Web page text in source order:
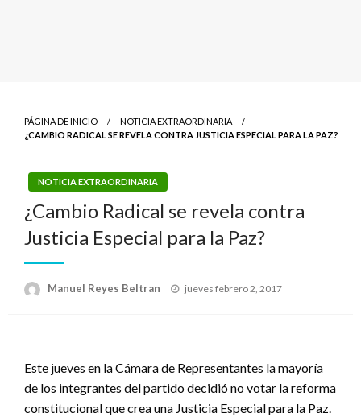
PÁGINA DE INICIO
NOTICIA EXTRAORDINARIA
¿CAMBIO RADICAL SE REVELA CONTRA JUSTICIA ESPECIAL PARA LA PAZ?
NOTICIA EXTRAORDINARIA
¿Cambio Radical se revela contra
Justicia Especial para la Paz?
Manuel Reyes Beltran
Publicado
jueves febrero 2, 2017
Este jueves en la Cámara de Representantes la mayoría
de los integrantes del partido decidió no votar la reforma
constitucional que crea una Justicia Especial para la Paz.